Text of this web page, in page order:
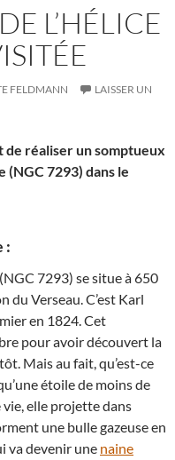
L’HÉLICE
FELDMANN
LAISSER UN
de réaliser un somptueux
(NGC 7293) dans le
:
7293) se situe à 650
du Verseau. C’est Karl
en 1824. Cet
pour avoir découvert la
Mais au fait, qu’est-ce
étoile de moins de
elle projette dans
une bulle gazeuse en
va devenir une naine